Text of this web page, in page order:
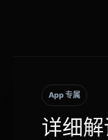
App 专属
详细